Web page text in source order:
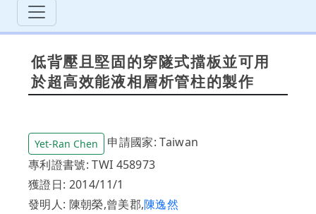
低背壓且堅固的穿隧式擋板並可用
於超高效能液相層析管柱的製作
Yet-Ran Chen
申請國家: Taiwan
專利證書號: TWI 458973
獲證日: 2014/11/1
發明人: 陳朝榮,曾美郡,陳逸然